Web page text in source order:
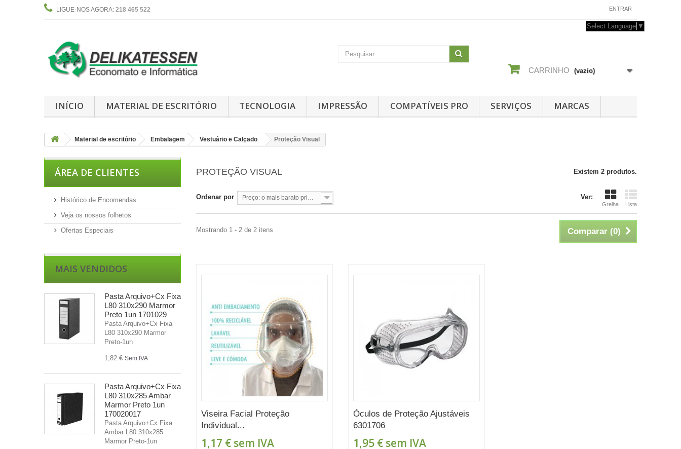
ENTRAR
LIGUE-NOS AGORA: 218 465 522
Select Language ▼
CARRINHO (vazio)
INÍCIO MATERIAL DE ESCRITÓRIO TECNOLOGIA IMPRESSÃO COMPATÍVEIS PRO SERVIÇOS MARCAS
Material de escritório Embalagem Vestuário e Calçado Proteção Visual
ÁREA DE CLIENTES
Histórico de Encomendas
Veja os nossos folhetos
Ofertas Especiais
MAIS VENDIDOS
Pasta Arquivo+Cx Fixa
L80 310x290 Marmor
Preto 1un 1701029
Pasta Arquivo+Cx Fixa
L80 310x290 Marmor
Preto-1un
1,82 € Sem IVA
Pasta Arquivo+Cx Fixa
L80 310x285 Ambar
Marmor Preto 1un
170020017
Pasta Arquivo+Cx Fixa
Ambar L80 310x285
Marmor Preto-1un
PROTEÇÃO VISUAL Existem 2 produtos.
Ver:
Grelha Lista
Ordenar por
Comparar (0)
Mostrando 1 - 2 de 2 itens
Viseira Facial Proteção
Individual...
1,17 € sem IVA
Óculos de Proteção Ajustáveis
6301706
1,95 €sem IVA